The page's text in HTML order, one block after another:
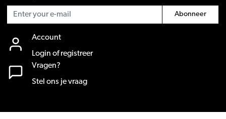
Abonneer
Account
Login of registreer
Vragen?
Stel ons je vraag